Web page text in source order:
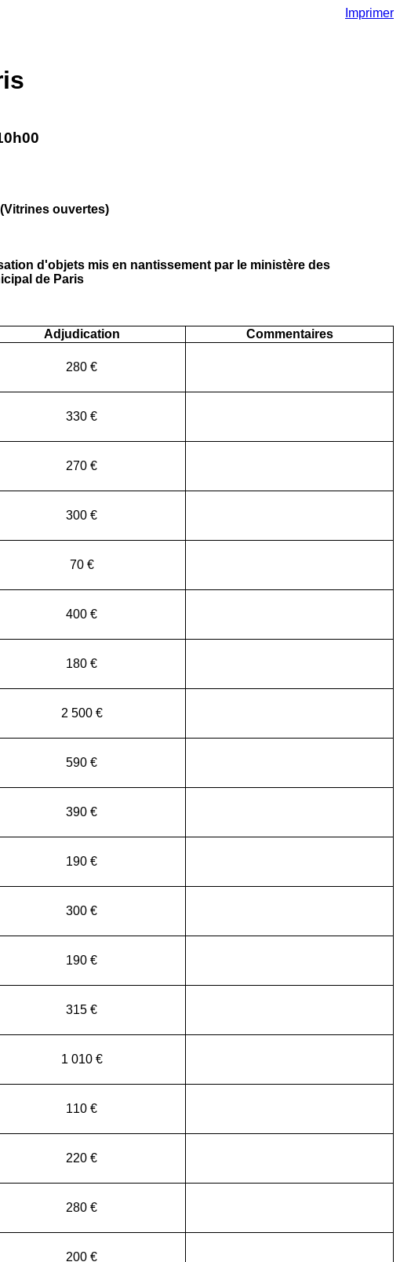
Imprimer
ouvertes)
d'objets mis en nantissement par le ministère des
de Paris
Adjudication Commentaires
280 €
330 €
270 €
300 €
70 €
400 €
180 €
2 500 €
590 €
390 €
190 €
300 €
190 €
315 €
1 010 €
110 €
220 €
280 €
200 €